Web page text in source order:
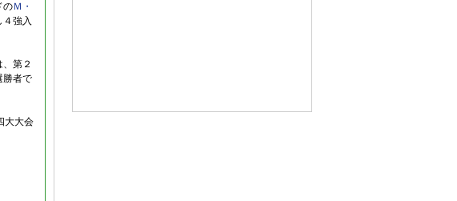
のＭ・
４強入
第２
勝者で
大大会